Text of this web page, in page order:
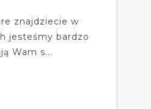
znajdziecie w
jesteśmy bardzo
Wam s...